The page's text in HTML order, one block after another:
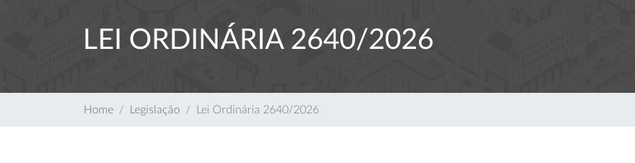
LEI ORDINÁRIA 2640/2026
Home Legislação Lei Ordinária 2640/2026